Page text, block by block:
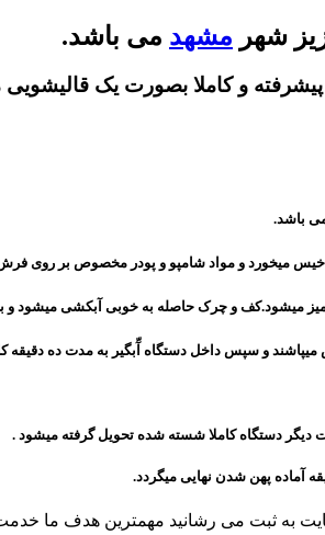
شهر مشهد می باشد.
و کاملا بصورت یک قالیشویی
باشد.
میخورد و مواد شامپو و پودر مخصوص بر روی
میشود.کف و چرک حاصله به خوبی آبکشی میشود و
و سپس داخل دستگاه آّبگیر به مدت ده دقیقه
دستگاه کاملا شسته شده تحویل گرفته میشود .
به ثبت می رشانید مهمترین هدف ما